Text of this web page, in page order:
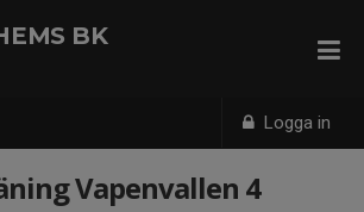
Logga in
BK
Vapenvallen 4